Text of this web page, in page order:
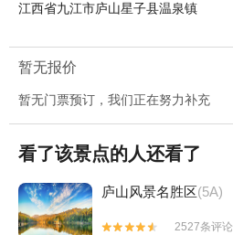
江西省九江市庐山星子县温泉镇
暂无报价
暂无门票预订，我们正在努力补充
看了该景点的人还看了
庐山风景名胜区(5A)


2527条评论